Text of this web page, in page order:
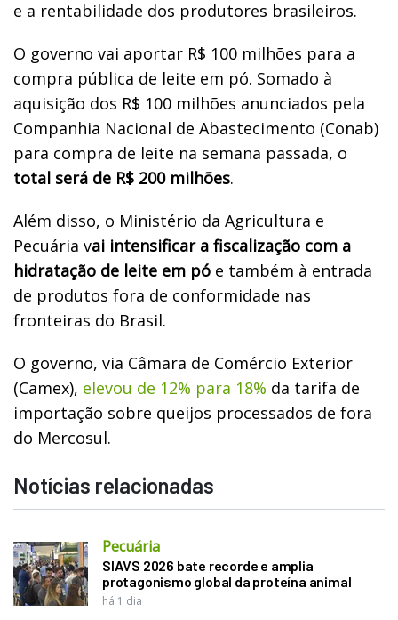
e a rentabilidade dos produtores brasileiros.
O governo vai aportar R$ 100 milhões para a
compra pública de leite em pó. Somado à
aquisição dos R$ 100 milhões anunciados pela
Companhia Nacional de Abastecimento (Conab)
para compra de leite na semana passada, o
total será de R$ 200 milhões.
Além disso, o Ministério da Agricultura e
Pecuária vai intensificar a fiscalização com a
hidratação de leite em pó e também à entrada
de produtos fora de conformidade nas
fronteiras do Brasil.
O governo, via Câmara de Comércio Exterior
(Camex), elevou de 12% para 18% da tarifa de
importação sobre queijos processados de fora
do Mercosul.
Notícias relacionadas
Pecuária
SIAVS 2026 bate recorde e amplia
protagonismo global da proteína animal
há 1 dia